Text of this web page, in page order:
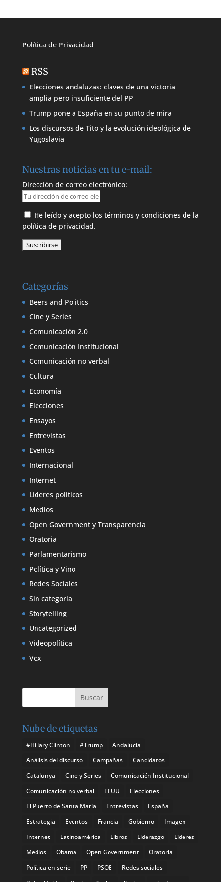
Política de Privacidad
RSS
Elecciones andaluzas: claves de una victoria
amplia pero insuficiente del PP
Trump pone a España en su punto de mira
Los discursos de Tito y la evolución ideológica de
Yugoslavia
Nuestras noticias en tu e-mail:
Dirección de correo electrónico:
He leído y acepto los términos y condiciones de la
política de privacidad.
Categorías
Beers and Politics
Cine y Series
Comunicación 2.0
Comunicación Institucional
Comunicación no verbal
Cultura
Economía
Elecciones
Ensayos
Entrevistas
Eventos
Internacional
Internet
Líderes políticos
Medios
Open Government y Transparencia
Oratoria
Parlamentarismo
Política y Vino
Redes Sociales
Sin categoría
Storytelling
Uncategorized
Videopolítica
Vox
Nube de etiquetas
#Hillary Clinton #Trump
Andalucía
Análisis del discurso
Campañas
Candidatos
Catalunya
Cine y Series
Comunicación Institucional
Comunicación no verbal
EEUU
Elecciones
El Puerto de Santa María
Entrevistas
España
Estrategia
Eventos Francia Gobierno
Imagen
Internet
Latinoamérica Libros Liderazgo
Líderes
Medios
Obama Open Government
Oratoria
Política en serie
PP PSOE
Redes sociales